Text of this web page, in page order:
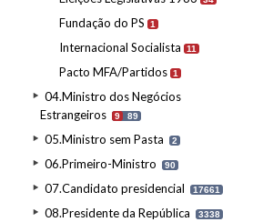
Fundação do PS 1
Internacional Socialista 11
Pacto MFA/Partidos 1
04.Ministro dos Negócios
Estrangeiros
9 89
05.Ministro sem Pasta 2
06.Primeiro-Ministro 90
07.Candidato presidencial 17661
08.Presidente da República 3338